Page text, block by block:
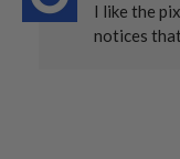
I like the
notices